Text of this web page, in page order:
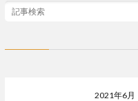
2021年6月